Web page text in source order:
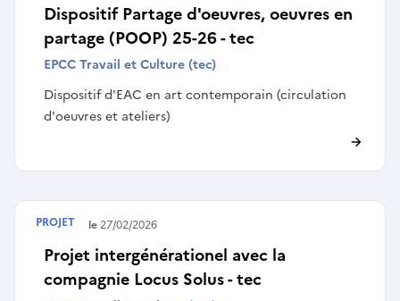
Dispositif Partage d'oeuvres, oeuvres en
partage (POOP) 25-26 - tec
EPCC Travail et Culture (tec)
Dispositif d'EAC en art contemporain (circulation
d'oeuvres et ateliers)
Projet intergénérationel avec la
compagnie Locus Solus - tec
Terminé le27/02/2026
PROJET